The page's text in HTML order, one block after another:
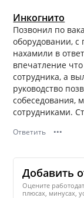
Инкогнито
Позвонил по
оборудовании, с
нахамили в
впечатление
сотрудника, а
руководство
собеседования,
сотрудниками.
Ответить •••
Добавить
Оцените
плюсах, минусах,